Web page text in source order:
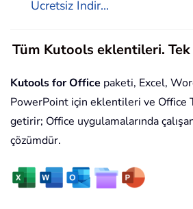
Ücretsiz İndir...
Tüm Kutools eklentileri.
Kutools for Office paketi, Excel,
PowerPoint için eklentileri ve Office
getirir; Office uygulamalarında
çözümdür.